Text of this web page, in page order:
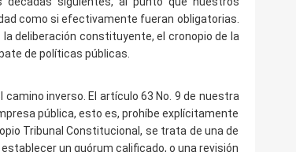
como si efectivamente fueran obligatorias.
deliberación constituyente, el cronopio de la
de políticas públicas.
inverso. El artículo 63 No. 9 de nuestra
pública, esto es, prohíbe explícitamente
Tribunal Constitucional, se trata de una de
un quórum calificado, o una revisión